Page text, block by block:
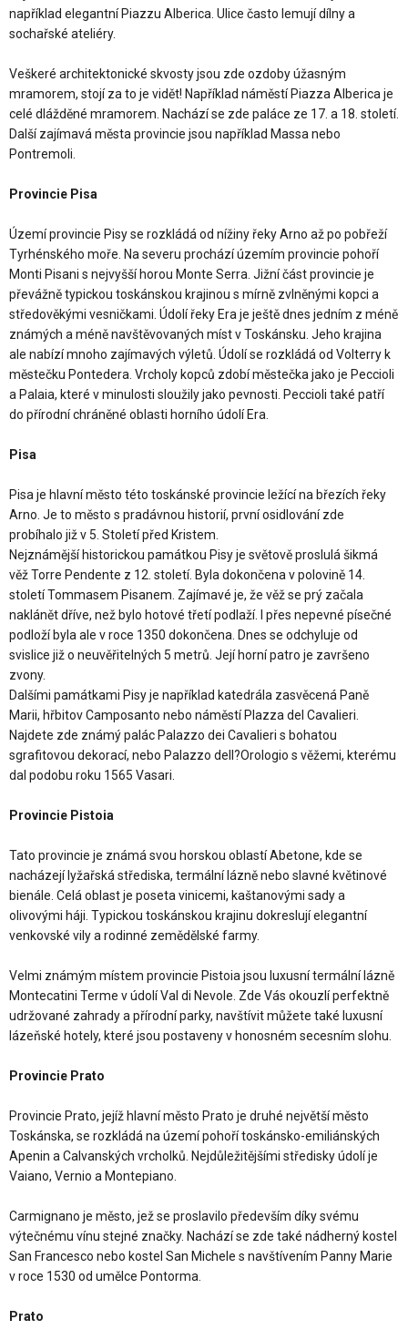
například elegantní Piazzu Alberica. Ulice často lemují dílny a
sochařské ateliéry.
Veškeré architektonické skvosty jsou zde ozdoby úžasným
mramorem, stojí za to je vidět! Například náměstí Piazza Alberica je
celé dlážděné mramorem. Nachází se zde paláce ze 17. a 18. století.
Další zajímavá města provincie jsou například Massa nebo
Pontremoli.
Provincie Pisa
Území provincie Pisy se rozkládá od nížiny řeky Arno až po pobřeží
Tyrhénského moře. Na severu prochází územím provincie pohoří
Monti Pisani s nejvyšší horou Monte Serra. Jižní část provincie je
převážně typickou toskánskou krajinou s mírně zvlněnými kopci a
středověkými vesničkami. Údolí řeky Era je ještě dnes jedním z méně
známých a méně navštěvovaných míst v Toskánsku. Jeho krajina
ale nabízí mnoho zajímavých výletů. Údolí se rozkládá od Volterry k
městečku Pontedera. Vrcholy kopců zdobí městečka jako je Peccioli
a Palaia, které v minulosti sloužily jako pevnosti. Peccioli také patří
do přírodní chráněné oblasti horního údolí Era.
Pisa
Pisa je hlavní město této toskánské provincie ležící na březích řeky
Arno. Je to město s pradávnou historií, první osidlování zde
probíhalo již v 5. Století před Kristem.
Nejznámější historickou památkou Pisy je světově proslulá šikmá
věž Torre Pendente z 12. století. Byla dokončena v polovině 14.
století Tommasem Pisanem. Zajímavé je, že věž se prý začala
naklánět dříve, než bylo hotové třetí podlaží. I přes nepevné písečné
podloží byla ale v roce 1350 dokončena. Dnes se odchyluje od
svislice již o neuvěřitelných 5 metrů. Její horní patro je završeno
zvony.
Dalšími památkami Pisy je například katedrála zasvěcená Paně
Marii, hřbitov Camposanto nebo náměstí PIazza del Cavalieri.
Najdete zde známý palác Palazzo dei Cavalieri s bohatou
sgrafitovou dekorací, nebo Palazzo dell?Orologio s věžemi, kterému
dal podobu roku 1565 Vasari.
Provincie Pistoia
Tato provincie je známá svou horskou oblastí Abetone, kde se
nacházejí lyžařská střediska, termální lázně nebo slavné květinové
bienále. Celá oblast je poseta vinicemi, kaštanovými sady a
olivovými háji. Typickou toskánskou krajinu dokreslují elegantní
venkovské vily a rodinné zemědělské farmy.
Velmi známým místem provincie Pistoia jsou luxusní termální lázně
Montecatini Terme v údolí Val di Nevole. Zde Vás okouzlí perfektně
udržované zahrady a přírodní parky, navštívit můžete také luxusní
lázeňské hotely, které jsou postaveny v honosném secesním slohu.
Provincie Prato
Provincie Prato, jejíž hlavní město Prato je druhé největší město
Toskánska, se rozkládá na území pohoří toskánsko-emiliánských
Apenin a Calvanských vrcholků. Nejdůležitějšími středisky údolí je
Vaiano, Vernio a Montepiano.
Carmignano je město, jež se proslavilo především díky svému
výtečnému vínu stejné značky. Nachází se zde také nádherný kostel
San Francesco nebo kostel San Michele s navštívením Panny Marie
v roce 1530 od umělce Pontorma.
Prato